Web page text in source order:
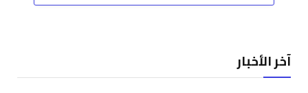
آخر الأخبار